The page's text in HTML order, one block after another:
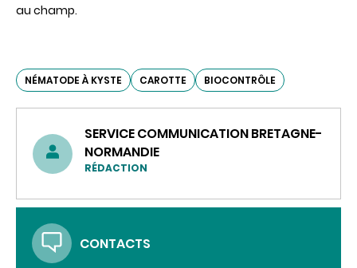
au champ.
NÉMATODE À KYSTE CAROTTE BIOCONTRÔLE
SERVICE COMMUNICATION BRETAGNE-
NORMANDIE
RÉDACTION
CONTACTS